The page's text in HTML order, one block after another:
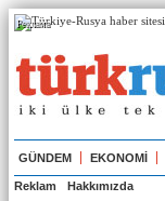
Реклама
GÜNDEM EKONOMİ
Reklam Hakkımızda